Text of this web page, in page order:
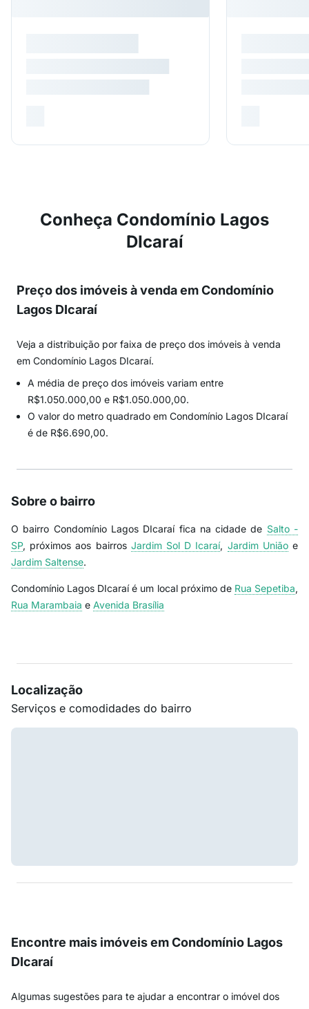
Conheça Condomínio Lagos
DIcaraí
Preço dos imóveis à venda em Condomínio
Lagos DIcaraí
Veja a distribuição por faixa de preço dos imóveis à venda
em Condomínio Lagos DIcaraí.
A média de preço dos imóveis variam entre
R$1.050.000,00 e R$1.050.000,00.
O valor do metro quadrado em Condomínio Lagos DIcaraí
é de R$6.690,00.
Sobre o bairro
O bairro Condomínio Lagos DIcaraí fica na cidade de Salto -
SP, próximos aos bairros Jardim Sol D Icaraí, Jardim Uniãoe
Jardim Saltense.
Condomínio Lagos DIcaraí é um local próximo de Rua Sepetiba,
Rua Marambaia e Avenida Brasília
Localização
Serviços e comodidades do bairro
Encontre mais imóveis em Condomínio Lagos
DIcaraí
Algumas sugestões para te ajudar a encontrar o imóvel dos